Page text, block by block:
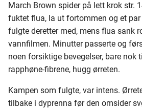
March Brown spider på lett krok str.
fuktet flua, la ut fortommen og et
fulgte deretter med, mens flua sank
vannfilmen. Minutter passerte og
noen forsiktige bevegelser, bare nok
rapphøne-fibrene, hugg ørreten.
Kampen som fulgte, var intens.
tilbake i dyprenna før den omsider